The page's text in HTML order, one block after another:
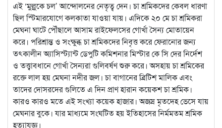
এই ‘মুল্লুকে চল’ আন্দোলনের নেতৃত্ব দেন। চা শ্রমিকদের কেবল ধারণা
ছিল স্টিমারযোগে কলকাতা যাওয়া যায়। এদিকে ২০ মে চা শ্রমিকরা
মেঘনা ঘাটে পৌঁছালে আসাম রাইফেলসের গোর্খা সৈন্য মোতায়েন
করে। পরিশ্রান্ত ও সংক্ষুব্ধ চা শ্রমিকদের নিবৃত্ত করে ফেরানোর জন্য
তৎকালীন অ্যাসিস্ট্যান্ট ডেপুটি কমিশনার মিস্টার কে সি দের নির্দেশ
ও তত্ত্বাবধানে গোর্খা সৈন্যরা গুলিবর্ষণ শুরু করে। অসহায় চা শ্রমিকের
রক্তে লাল হয় মেঘনা নদীর জল। চা বাগানের ব্রিটিশ মালিক এবং
তাদের দোসরদের গুলিতে এ দিন প্রাণ হারান কয়েকশ চা শ্রমিক।
কারও কারও মতে এই সংখ্যা কয়েক হাজার। অজস্র মৃতদেহ ভেসে যায়
মেঘনার বুকে। যার মাধ্যমে সংঘটিত হয় ইতিহাসের নির্মমতম শ্রমিক
হত্যাযজ্ঞ।